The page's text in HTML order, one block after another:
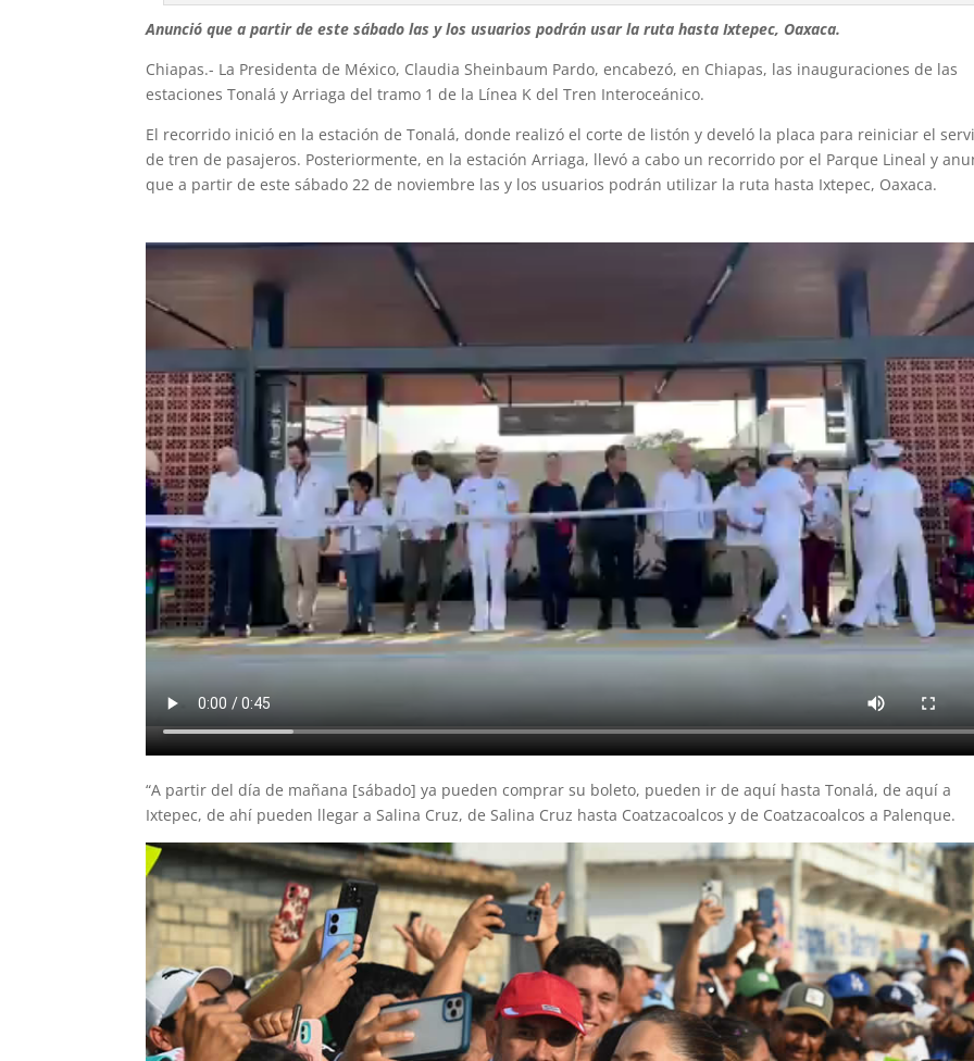
Anunció que a partir de este sábado las y los usuarios podrán usar la ruta hasta Ixtepec, Oaxaca.
Chiapas.- La Presidenta de México, Claudia Sheinbaum Pardo, encabezó, en Chiapas, las inauguraciones de las
estaciones Tonalá y Arriaga del tramo 1 de la Línea K del Tren Interoceánico.
El recorrido inició en la estación de Tonalá, donde realizó el corte de listón y develó la placa para reiniciar el
de tren de pasajeros. Posteriormente, en la estación Arriaga, llevó a cabo un recorrido por el Parque Lineal y
que a partir de este sábado 22 de noviembre las y los usuarios podrán utilizar la ruta hasta Ixtepec, Oaxaca.
“A partir del día de mañana [sábado] ya pueden comprar su boleto, pueden ir de aquí hasta Tonalá, de aquí a
Ixtepec, de ahí pueden llegar a Salina Cruz, de Salina Cruz hasta Coatzacoalcos y de Coatzacoalcos a Palenque.